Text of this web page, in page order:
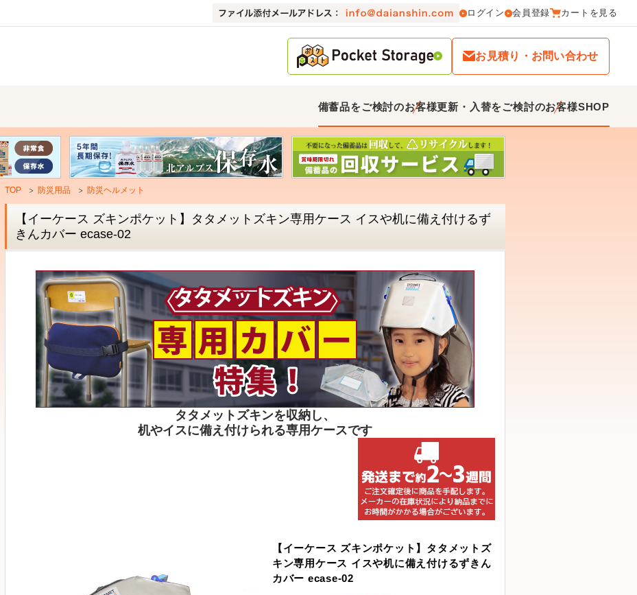
ログイン 会員登録 カートを見る
お見積り・お問い合わせ
備蓄品をご検討のお客様更新・入替をご検討のお客様SHOP
TOP 防災用品 防災ヘルメット
【イーケース ズキンポケット】タタメットズキン専用ケース イスや机に備え付けるず
きんカバー ecase-02
タタメットズキンを収納し、
机やイスに備え付けられる専用ケースです
【イーケース ズキンポケット】タタメットズ
キン専用ケース イスや机に備え付けるずきん
カバー ecase-02